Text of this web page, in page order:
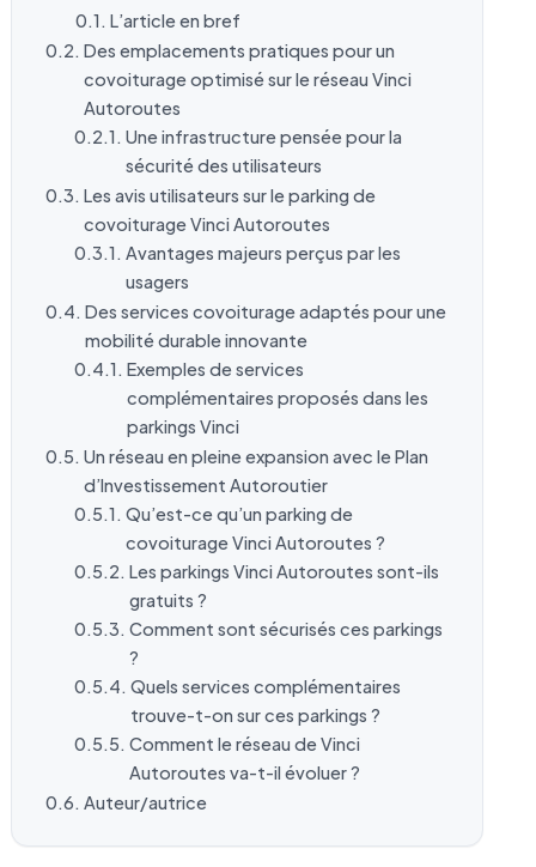
L’article en bref
Des emplacements pratiques pour un
covoiturage optimisé sur le réseau Vinci
Autoroutes
Une infrastructure pensée pour la
sécurité des utilisateurs
Les avis utilisateurs sur le parking de
covoiturage Vinci Autoroutes
Avantages majeurs perçus par les
usagers
Des services covoiturage adaptés pour une
mobilité durable innovante
Exemples de services
complémentaires proposés dans les
parkings Vinci
Un réseau en pleine expansion avec le Plan
d’Investissement Autoroutier
Qu’est-ce qu’un parking de
covoiturage Vinci Autoroutes ?
Les parkings Vinci Autoroutes sont-ils
gratuits ?
Comment sont sécurisés ces parkings
?
Quels services complémentaires
trouve-t-on sur ces parkings ?
Comment le réseau de Vinci
Autoroutes va-t-il évoluer ?
Auteur/autrice